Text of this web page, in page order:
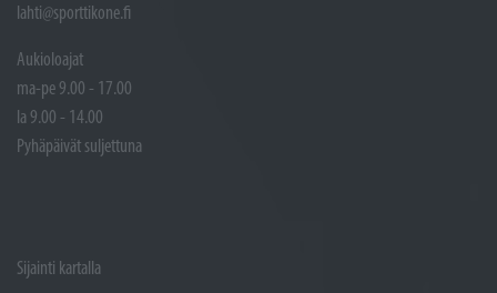
lahti@sporttikone.fi
Aukioloajat
ma-pe 9.00 - 17.00
la 9.00 - 14.00
Pyhäpäivät suljettuna
Sijainti kartalla